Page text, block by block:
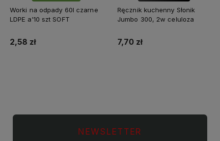
Worki na odpady 60l czarne
LDPE a'10 szt SOFT
2,58 zł
💎 WYBÓR KLIENTÓW
Ręcznik kuchenny Słonik
Jumbo 300, 2w celuloza
7,70 zł
NEWSLETTER